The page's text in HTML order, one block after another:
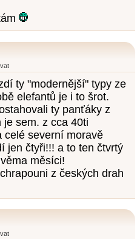
ty "modernější" typy ze
elefantů je i to šrot.
ty panťáky z
sem. z cca 40ti
celé severní moravě
jen čtyři!!! a to ten čtvrtý
měsíci!
z českých drah